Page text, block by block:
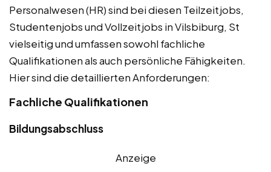
Personalwesen (HR) sind bei diesen Teilzeitjobs,
Studentenjobs und Vollzeitjobs in Vilsbiburg, St
vielseitig und umfassen sowohl fachliche
Qualifikationen als auch persönliche Fähigkeiten.
Hier sind die detaillierten Anforderungen:
Fachliche Qualifikationen
Bildungsabschluss
Anzeige